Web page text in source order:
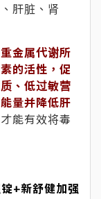
肝脏、肾
金属代谢所
的活性，促
、低过敏营
量并降低肝
才能有效将毒
+新舒健加强